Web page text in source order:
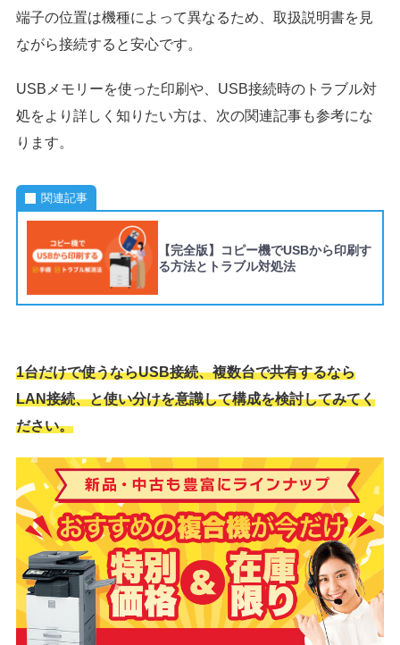
端子の位置は機種によって異なるため、取扱説明書を見
ながら接続すると安心です。
USBメモリーを使った印刷や、USB接続時のトラブル対
処をより詳しく知りたい方は、次の関連記事も参考にな
ります。
関連記事
【完全版】コピー機でUSBから印刷す
る方法とトラブル対処法
1台だけで使うならUSB接続、複数台で共有するなら
LAN接続、と使い分けを意識して構成を検討してみてく
ださい。